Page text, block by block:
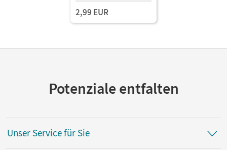
2,99 EUR
Potenziale entfalten
Unser Service für Sie